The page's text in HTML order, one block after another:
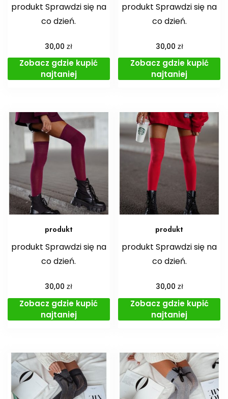
produkt Sprawdzi się na
co dzień.
30,00zł
Zobacz gdzie kupić
najtaniej
produkt Sprawdzi się na
co dzień.
30,00 zł
Zobacz gdzie kupić
najtaniej
produkt
produkt Sprawdzi się na
co dzień.
30,00zł
Zobacz gdzie kupić
najtaniej
produkt
produkt Sprawdzi się na
co dzień.
30,00 zł
Zobacz gdzie kupić
najtaniej